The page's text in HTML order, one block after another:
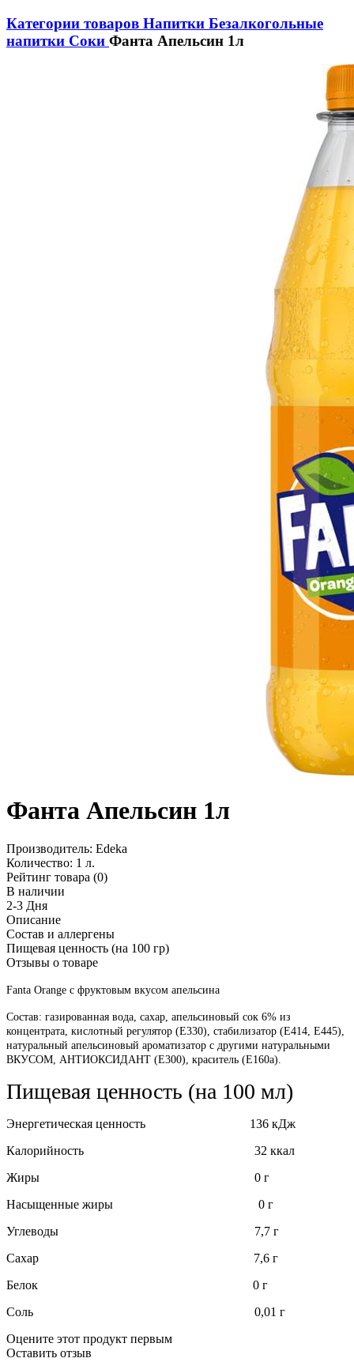
Категории товаров Напитки Безалкогольные
напитки Соки Фанта Апельсин 1л
Фанта Апельсин 1л
Производитель: Edeka
Количество: 1 л.
Рейтинг товара (0)
В наличии
2-3 Дня
Описание
Состав и аллергены
Пищевая ценность (на 100 гр)
Отзывы о товаре
Fanta Orange с фруктовым вкусом апельсина
Состав: газированная вода, сахар, апельсиновый сок 6% из
концентрата, кислотный регулятор (E330), стабилизатор (E414, E445),
натуральный апельсиновый ароматизатор с другими натуральными
ВКУСОМ, АНТИОКСИДАНТ (E300), краситель (E160a).
Пищевая ценность (на 100 мл)
Энергетическая ценность 136 кДж
Калорийность 32 ккал
Жиры 0 г
Насыщенные жиры 0 г
Углеводы 7,7 г
Сахар 7,6 г
Белок 0 г
Соль 0,01 г
Оцените этот продукт первым
Оставить отзыв